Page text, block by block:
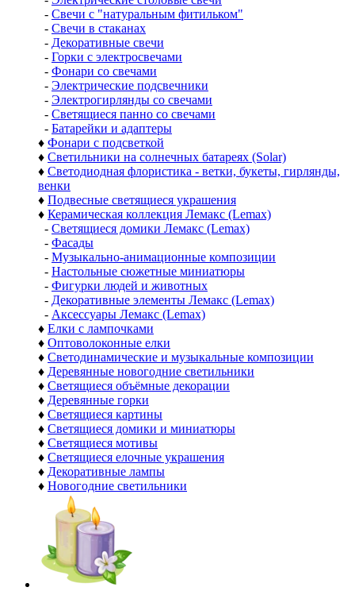
- Свечи с "натуральным фитильком"
- Свечи в стаканах
- Декоративные свечи
- Горки с электросвечами
- Фонари со свечами
- Электрические подсвечники
- Электрогирлянды со свечами
- Светящиеся панно со свечами
- Батарейки и адаптеры
♦ Фонари с подсветкой
♦ Светильники на солнечных батареях (Solar)
♦ Светодиодная флористика - ветки, букеты, гирлянды,
венки
♦ Подвесные светящиеся украшения
♦ Керамическая коллекция Лемакс (Lemax)
- Светящиеся домики Лемакс (Lemax)
- Фасады
- Музыкально-анимационные композиции
- Настольные сюжетные миниатюры
- Фигурки людей и животных
- Декоративные элементы Лемакс (Lemax)
- Аксессуары Лемакс (Lemax)
♦ Елки с лампочками
♦ Оптоволоконные елки
♦ Светодинамические и музыкальные композиции
♦ Деревянные новогодние светильники
♦ Светящиеся объёмные декорации
♦ Деревянные горки
♦ Светящиеся картины
♦ Светящиеся домики и миниатюры
♦ Светящиеся мотивы
♦ Светящиеся елочные украшения
♦ Декоративные лампы
♦ Новогодние светильники